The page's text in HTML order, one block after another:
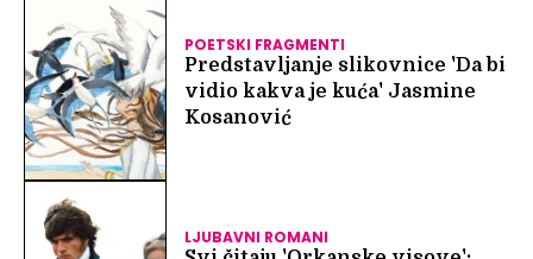
POETSKI FRAGMENTI
Predstavljanje slikovnice 'Da bi
vidio kakva je kuća' Jasmine
Kosanović
LJUBAVNI ROMANI